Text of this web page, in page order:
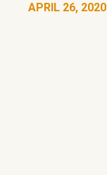
APRIL 26, 2020